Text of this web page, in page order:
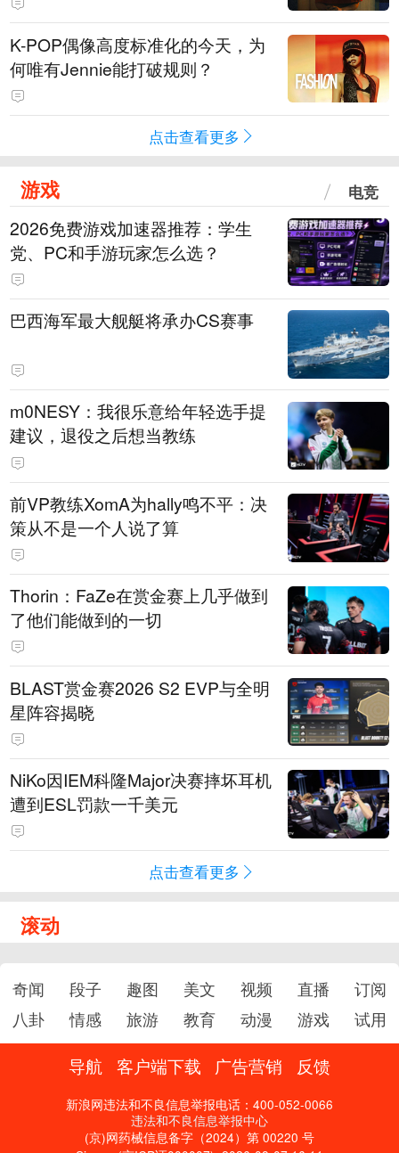
K-POP偶像高度标准化的今天，为
何唯有Jennie能打破规则？
点击查看更多
游戏 电竞
2026免费游戏加速器推荐：学生
党、PC和手游玩家怎么选？
巴西海军最大舰艇将承办CS赛事
m0NESY：我很乐意给年轻选手提
建议，退役之后想当教练
前VP教练XomA为hally鸣不平：决
策从不是一个人说了算
Thorin：FaZe在赏金赛上几乎做到
了他们能做到的一切
BLAST赏金赛2026 S2 EVP与全明
星阵容揭晓
NiKo因IEM科隆Major决赛摔坏耳机
遭到ESL罚款一千美元
点击查看更多
滚动
奇闻 段子 趣图 美文 视频 直播
订阅
八卦
情感 旅游 教育 动漫 游戏 试用
导航 客户端下载 广告营销 反馈
新浪网违法和不良信息举报电话：400-052-0066
违法和不良信息举报中心
(京)网药械信息备字（2024）第 00220 号